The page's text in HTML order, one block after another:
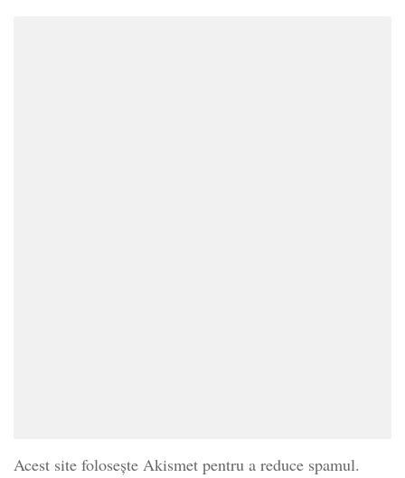
Acest site folosește Akismet pentru a reduce spamul.